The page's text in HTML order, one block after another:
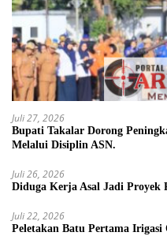
Juli 27, 2026
Bupati Takalar Dorong
Melalui Disiplin ASN.
Juli 26, 2026
Diduga Kerja Asal Jadi Proyek
Juli 22, 2026
Peletakan Batu Pertama Irigasi